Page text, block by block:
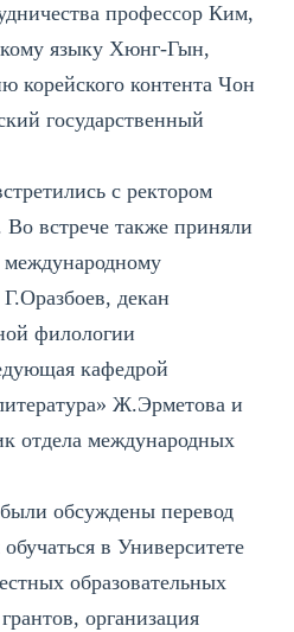
профессор Ким,
языку Хюнг-Гын,
корейского контента Чон
государственный
с ректором
встрече также приняли
международному
декан
филологии
кафедрой
Ж.Эрметова и
отдела международных
обсуждены перевод
в Университете
образовательных
организация